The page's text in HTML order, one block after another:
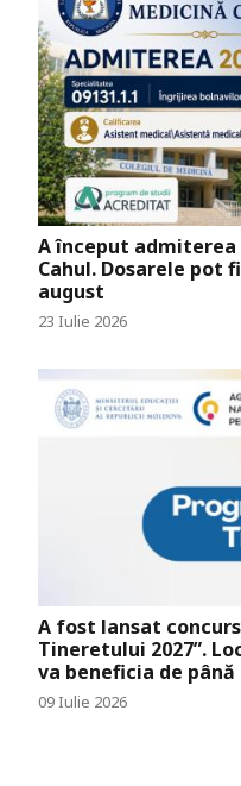
A început admiterea
Cahul. Dosarele pot
august
23 Iulie 2026
A fost lansat
Tineretului 2027”.
va beneficia de
09 Iulie 2026